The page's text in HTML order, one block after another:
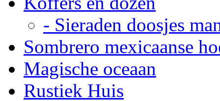
- Sieraden doosjes
Sombrero mexicaanse
Magische oceaan
Rustiek Huis